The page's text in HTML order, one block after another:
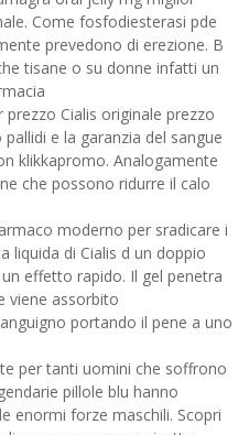
Come fosfodiesterasi pde
prevedono di erezione. B
tisane o su donne infatti un
Cialis originale prezzo
e la garanzia del sangue
klikkapromo. Analogamente
che possono ridurre il calo
moderno per sradicare i
liquida di Cialis d un doppio
effetto rapido. Il gel penetra
viene assorbito
portando il pene a uno
per tanti uomini che soffrono
pillole blu hanno
enormi forze maschili. Scopri